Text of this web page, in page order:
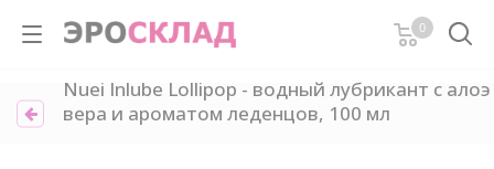
0
Nuei Inlube Lollipop - водный лубрикант с алоэ
вера и ароматом леденцов, 100 мл